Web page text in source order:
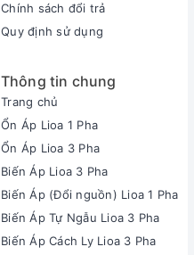
Chính sách đổi trả
Quy định sử dụng
Thông tin chung
Trang chủ
Ổn Áp Lioa 1 Pha
Ổn Áp Lioa 3 Pha
Biến Áp Lioa 3 Pha
Biến Áp (Đổi nguồn) Lioa 1 Pha
Biến Áp Tự Ngẫu Lioa 3 Pha
Biến Áp Cách Ly Lioa 3 Pha